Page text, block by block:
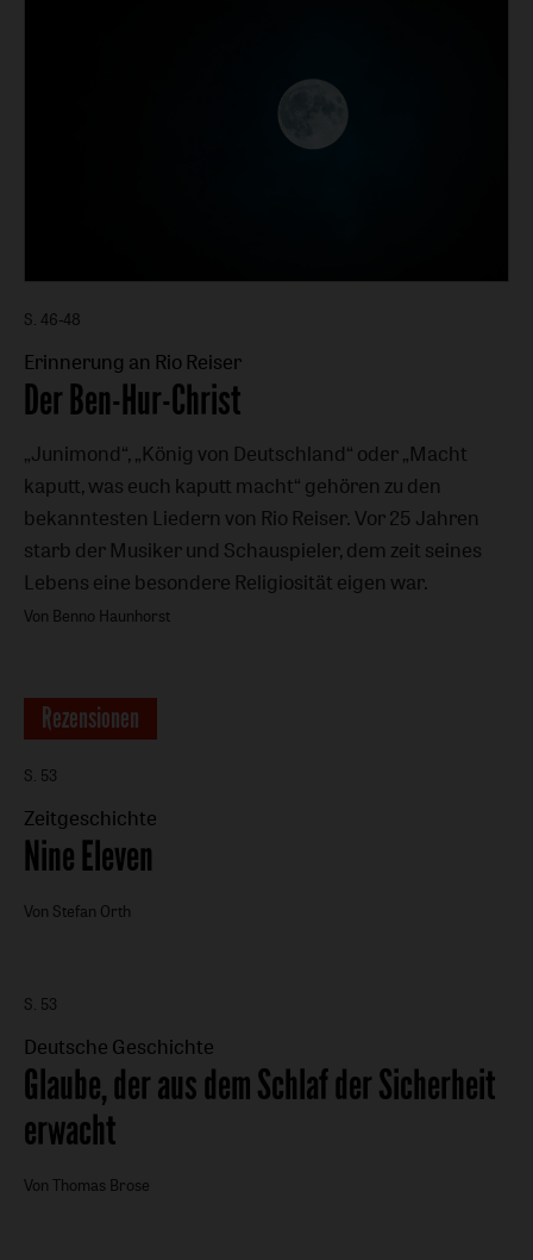
S. 46-48
Erinnerung an Rio Reiser
:
Der Ben-Hur-Christ
„Junimond“, „König von Deutschland“ oder „Macht
kaputt, was euch kaputt macht“ gehören zu den
bekanntesten Liedern von Rio Reiser. Vor 25 Jahren
starb der Musiker und Schauspieler, dem zeit seines
Lebens eine besondere Religiosität eigen war.
Von Benno Haunhorst
Rezensionen
S. 53
Zeitgeschichte
:
Nine Eleven
Von Stefan Orth
S. 53
Deutsche Geschichte
:
Glaube, der aus dem Schlaf der Sicherheit
erwacht
Von Thomas Brose